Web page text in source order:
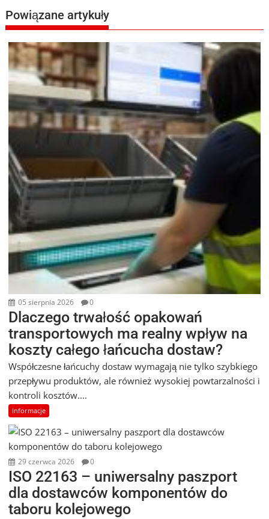
Powiązane artykuły
05 sierpnia 2026 0
Dlaczego trwałość opakowań
transportowych ma realny wpływ na
koszty całego łańcucha dostaw?
Współczesne łańcuchy dostaw wymagają nie tylko szybkiego
przepływu produktów, ale również wysokiej powtarzalności i
kontroli kosztów....
Informacje
29 czerwca 2026 0
ISO 22163 – uniwersalny paszport
dla dostawców komponentów do
taboru kolejowego